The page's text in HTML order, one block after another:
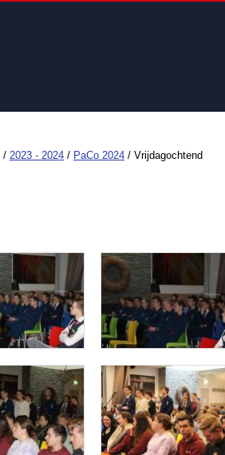
/ 2023 - 2024 / PaCo 2024 / Vrijdagochtend